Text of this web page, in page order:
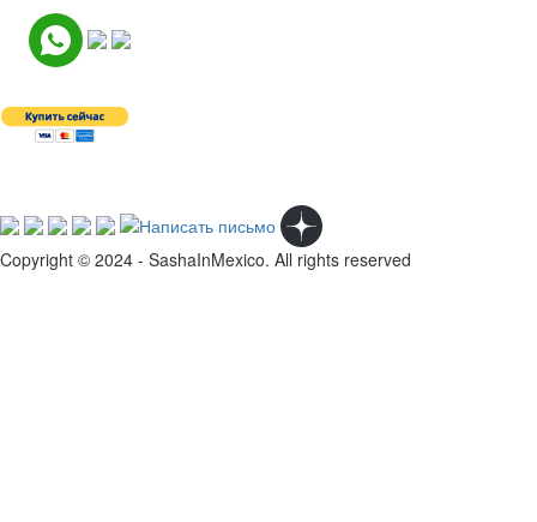
Copyright © 2024 - SashaInMexico. All rights reserved